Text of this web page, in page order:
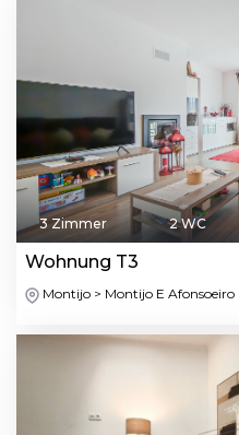
3 Zimmer 2 WC
Wohnung T3
Montijo > Montijo E Afonsoeiro